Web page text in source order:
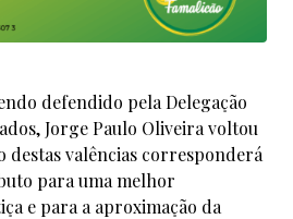
defendido pela Delegação
Jorge Paulo Oliveira voltou
destas valências corresponderá
para uma melhor
e para a aproximação da